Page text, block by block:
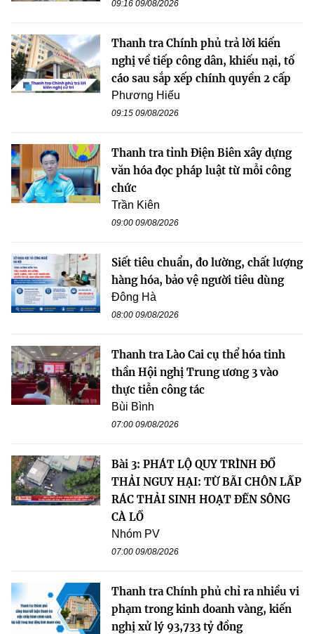
09:16 09/08/2026
Thanh tra Chính phủ trả lời kiến
nghị về tiếp công dân, khiếu nại, tố
cáo sau sắp xếp chính quyền 2 cấp
Phương Hiếu
09:15 09/08/2026
Thanh tra tỉnh Điện Biên xây dựng
văn hóa đọc pháp luật từ mỗi công
chức
Trần Kiên
09:00 09/08/2026
Siết tiêu chuẩn, đo lường, chất lượng
hàng hóa, bảo vệ người tiêu dùng
Đông Hà
08:00 09/08/2026
Thanh tra Lào Cai cụ thể hóa tinh
thần Hội nghị Trung ương 3 vào
thực tiễn công tác
Bùi Bình
07:00 09/08/2026
Bài 3: PHÁT LỘ QUY TRÌNH ĐỔ
THẢI NGUY HẠI: TỪ BÃI CHÔN LẤP
RÁC THẢI SINH HOẠT ĐẾN SÔNG
CÀ LỒ
Nhóm PV
07:00 09/08/2026
Thanh tra Chính phủ chỉ ra nhiều vi
phạm trong kinh doanh vàng, kiến
nghị xử lý 93,733 tỷ đồng